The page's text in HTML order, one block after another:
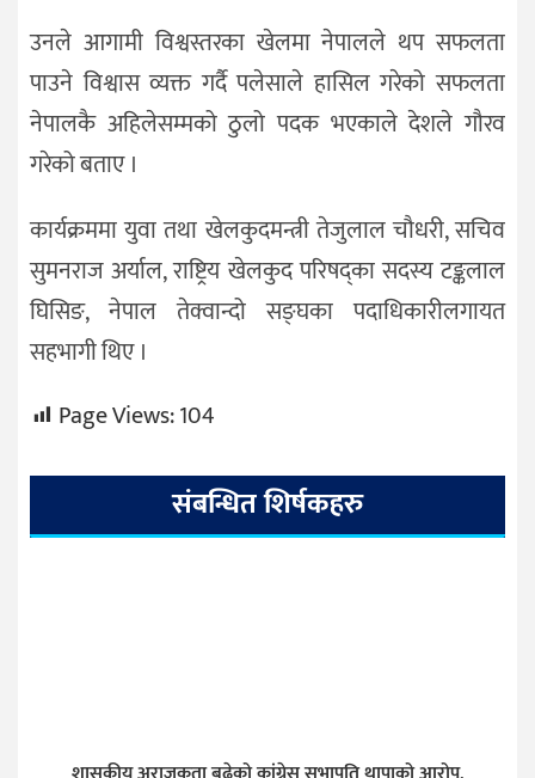
उनले आगामी विश्वस्तरका खेलमा नेपालले थप सफलता
पाउने विश्वास व्यक्त गर्दै पलेसाले हासिल गरेको सफलता
नेपालकै अहिलेसम्मको ठुलो पदक भएकाले देशले गौरव
गरेको बताए ।
कार्यक्रममा युवा तथा खेलकुदमन्त्री तेजुलाल चौधरी, सचिव
सुमनराज अर्याल, राष्ट्रिय खेलकुद परिषद्का सदस्य टङ्कलाल
घिसिङ, नेपाल तेक्वान्दो सङ्घका पदाधिकारीलगायत
सहभागी थिए ।
Page Views:104
संबन्धित शिर्षकहरु